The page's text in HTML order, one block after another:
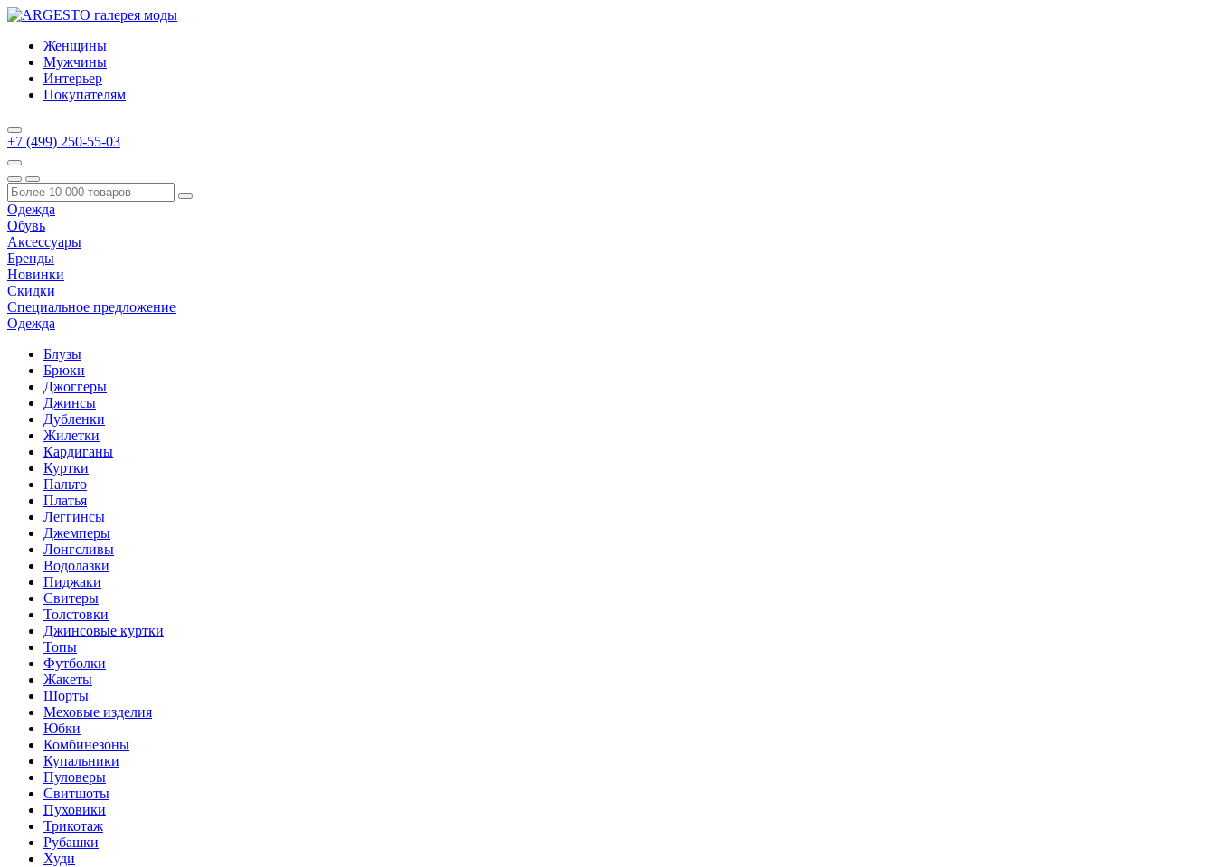
Женщины
Мужчины
Интерьер
Покупателям
+7 (499) 250-55-03
Одежда
Обувь
Аксессуары
Бренды
Новинки
Скидки
Специальное предложение
Одежда
Блузы
Брюки
Джоггеры
Джинсы
Дубленки
Жилетки
Кардиганы
Куртки
Пальто
Платья
Леггинсы
Джемперы
Лонгсливы
Водолазки
Пиджаки
Свитеры
Толстовки
Джинсовые куртки
Топы
Футболки
Жакеты
Шорты
Меховые изделия
Юбки
Комбинезоны
Купальники
Пуловеры
Свитшоты
Пуховики
Трикотаж
Рубашки
Худи